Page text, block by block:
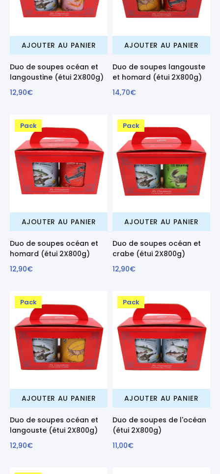
AJOUTER AU PANIER
Duo de soupes océan et
langoustine (étui 2X800g)
12,90€
AJOUTER AU PANIER
Duo de soupes langouste
et homard (étui 2X800g)
14,70€
Pack
AJOUTER AU PANIER
Duo de soupes océan et
homard (étui 2X800g)
12,90€
Pack
AJOUTER AU PANIER
Duo de soupes océan et
crabe (étui 2X800g)
12,90€
Pack
AJOUTER AU PANIER
Duo de soupes océan et
langouste (étui 2X800g)
12,90€
Pack
AJOUTER AU PANIER
Duo de soupes de l'océan
(étui 2X800g)
11,00€